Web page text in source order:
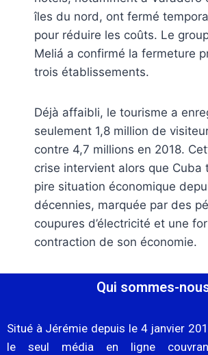
îles du nord, ont fermé
pour réduire les coûts. Le
Meliá a confirmé la fermeture
trois établissements.
Déjà affaibli, le tourisme a
seulement 1,8 million de
contre 4,7 millions en 2018.
crise intervient alors que Cuba
pire situation économique
décennies, marquée par des
coupures d’électricité et une
contraction de son économie.
Qui sommes-
Situé à Jérémie depuis le 4 janvier
le seul média en ligne